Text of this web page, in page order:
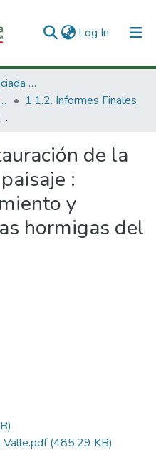
Log In (current)
1. Investigación Financiada con Recursos Públicos
investigación
1.1.2. Informes Finales
Restauración de la conectividad del paisaje : diversidad, movimiento y colonización de las hormigas del suelo.
de la
:
y
hormigas del
Valle.pdf(485.29 KB)